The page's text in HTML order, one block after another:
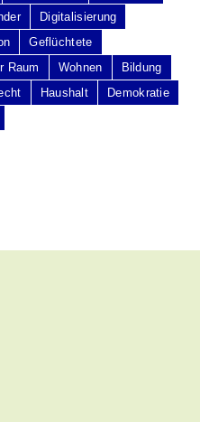
Digitalisierung
Geflüchtete
Raum Wohnen
Bildung
Haushalt
Demokratie